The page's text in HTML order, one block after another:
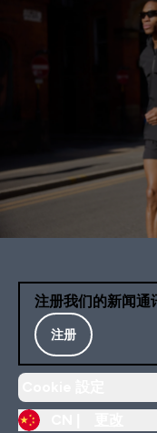
注册我们的新闻通
注册